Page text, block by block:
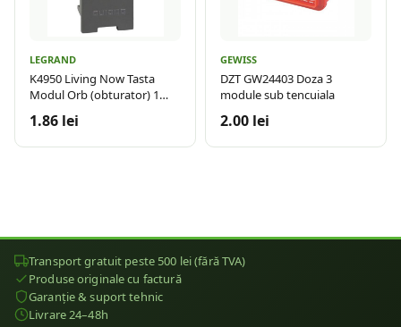
LEGRAND
K4950 Living Now Tasta
Modul Orb (obturator) 1
1.86 lei
GEWISS
DZT GW24403 Doza 3
module sub tencuiala
2.00 lei
Transport gratuit peste 500 lei (fără TVA)
Produse originale cu factură
Garanție & suport tehnic
Livrare 24–48h